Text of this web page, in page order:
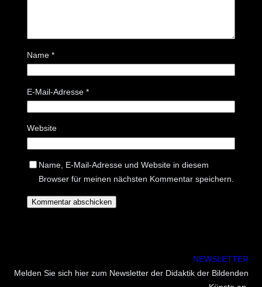
Name *
E-Mail-Adresse *
Website
Name, E-Mail-Adresse und Website in diesem
Browser für meinen nächsten Kommentar speichern.
NEWSLETTER
Melden Sie sich hier zum Newsletter der Didaktik der Bildenden